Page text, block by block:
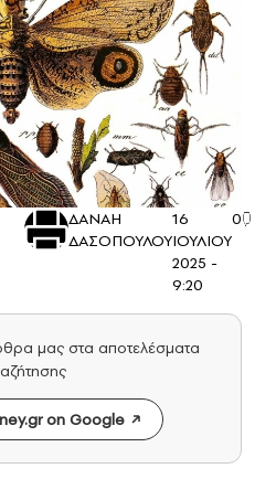
ΔΑΝΑΗ
ΔΑΣΟΠΟΥΛΟΥ
16
ΙΟΥΛΙΟΥ
2025 -
9:20
0
μας στα αποτελέσματα
on Google